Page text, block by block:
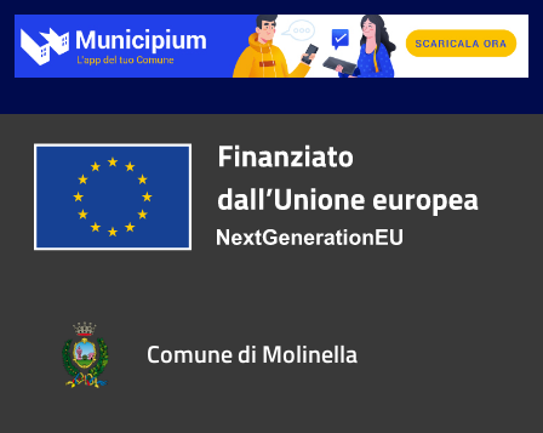
Comune di Molinella